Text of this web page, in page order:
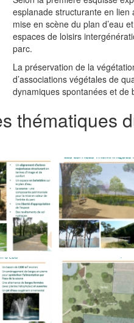
esplanade structurante en
mise en scène du plan d’eau
espaces de loisirs
parc.
La préservation de la
d’associations végétales de
dynamiques spontanées et de
thématiques